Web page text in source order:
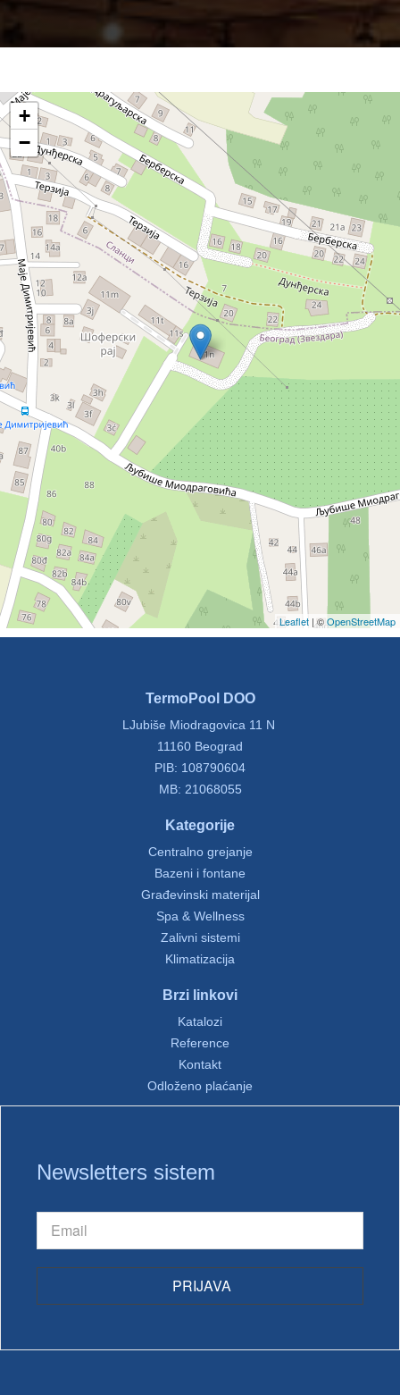
+
−
Leaflet | ©OpenStreetMap
TermoPool DOO
LJubiše Miodragovica 11 N
11160 Beograd
PIB: 108790604
MB: 21068055
Kategorije
Centralno grejanje
Bazeni i fontane
Građevinski materijal
Spa & Wellness
Zalivni sistemi
Klimatizacija
Brzi linkovi
Katalozi
Reference
Kontakt
Odloženo plaćanje
Newsletters sistem
PRIJAVA